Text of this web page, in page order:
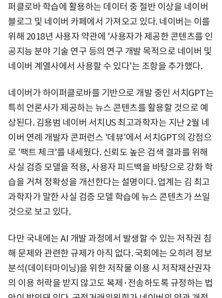
퍼클로바 학습에 활용하는 데이터 중 절반 이상을 네이버
블로그 및 네이버 카페에서 가져오고 있다. 네이버는 이를
위해 2018년 사용자 약관에 '사용자가 제공한 콘텐츠를 인
공지능 분야 기술 연구 등의 연구 개발 목적으로 네이버 및
네이버 계열사에서 사용할 수 있다'는 조항을 추가했다.
네이버가 하이퍼클로바를 기반으로 개발 중인 서치GPT는
특히 언론사가 제공하는 뉴스 콘텐츠를 활용할 것으로 예
상된다. 김용범 네이버 서치US 최고과학자는 지난 2월 네
이버 연례 개발자 콘퍼런스 '데뷰'에서 서치GPT의 강점으
로 '팩트 체크'를 내세웠다. 신뢰도 높은 검색 결과를 위해
사실 검증 모델을 적용, 사용자 피드백을 바탕으로 강화 학
습을 거쳐 정확성을 개선한다는 설명이다. 업계는 김 최고
과학자가 말한 사실 검증 모델 학습에 뉴스 콘텐츠가 쓰일
것으로 보고 있다.
다만 국내에는 AI 개발 과정에서 발생할 수 있는 저작권 침
해 문제와 관련한 규제가 아직 없다. 국회에는 오히려 정보
분석(데이터마이닝)을 위한 저작물 이용 시 저작재산권자
의 이용 허락을 받지 않고도 복제·전송하도록 규정하는 법